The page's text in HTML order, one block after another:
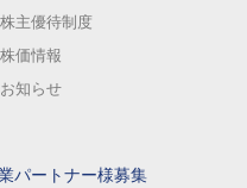
株主優待制度
株価情報
お知らせ
パートナー様募集